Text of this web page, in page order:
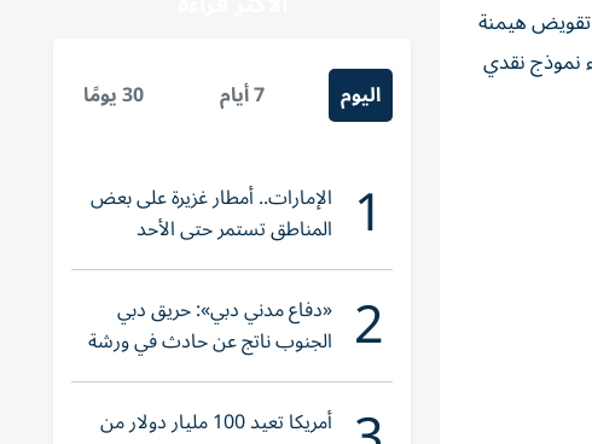
تقويض هيمنة
نموذج نقدي
اليوم 7 أيام 30 يومًا
1 الإمارات.. أمطار غزيرة على بعض
المناطق تستمر حتى الأحد
2 «دفاع مدني دبي»: حريق دبي
الجنوب ناتج عن حادث في ورشة
ولا إصابات
أمريكا تعيد 100 مليار دولار من